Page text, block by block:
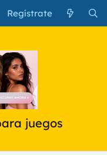
Regístrate
juegos